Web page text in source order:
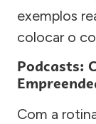
exemplos
colocar o
Podcasts:
Com a